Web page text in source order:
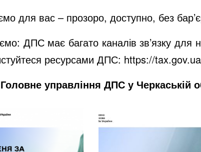
для вас – прозоро, доступно, без
ДПС має багато каналів зв’язку для
ресурсами ДПС: https://
Головне управління ДПС у Черкаській